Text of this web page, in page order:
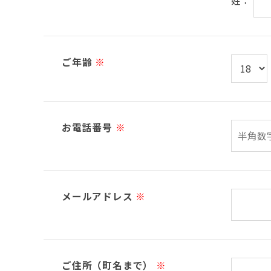
ご年齢 ※
お電話番号 ※
メールアドレス ※
ご住所（町名まで） ※